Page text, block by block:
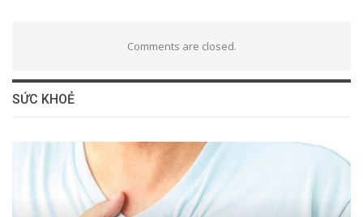
Comments are closed.
SỨC KHOẺ